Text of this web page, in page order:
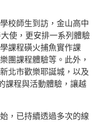
校師生到訪，金山高中
使，更安排一系列體驗
課程磺火捕魚實作課
團課程體驗等。此外，
北市歡樂耶誕城，以及
課程與活動體驗，讓越
，已持續透過多次的線